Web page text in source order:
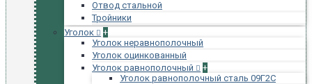
Отвод стальной
Тройники
Уголок
+
Уголок неравнополочный
Уголок оцинкованный
Уголок равнополочный
+
Уголок равнополочный сталь 09Г2С